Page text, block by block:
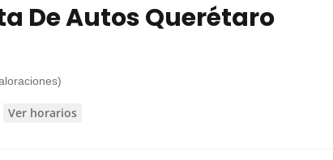
De Autos Querétaro
Ver horarios